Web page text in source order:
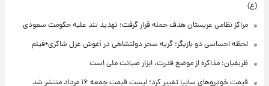
(ع)
مراکز نظامی عربستان هدف حمله قرار گرفت؛ تهدید تند علیه حکومت سعودی
لحظه احساسی دو بازیگر؛ گریه سحر دولتشاهی در آغوش غزل شاکری+فیلم
ظریفیان: مذاکره از موضع قدرت، ابزار صیانت ملی است
قیمت خودروهای سایپا تغییر کرد؛ لیست قیمت جمعه ۱۶ مرداد منتشر شد